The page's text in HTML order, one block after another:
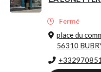
Fermé
place du
56310